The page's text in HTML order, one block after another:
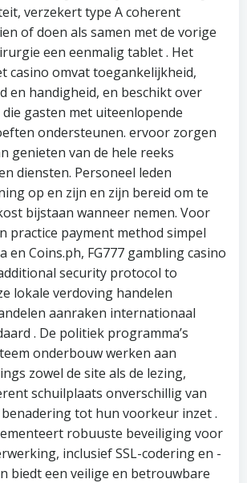
verzekert type A coherent
of doen als samen met de vorige
een eenmalig tablet . Het
casino omvat toegankelijkheid,
en handigheid, en beschikt over
gasten met uiteenlopende
ondersteunen. ervoor zorgen
genieten van de hele reeks
diensten. Personeel leden
op en zijn en zijn bereid om te
bijstaan wanneer nemen. Voor
practice payment method simpel
en Coins.ph, FG777 gambling casino
security protocol to
lokale verdoving handelen
aanraken internationaal
. De politiek programma’s
onderbouw werken aan
zowel de site als de lezing,
schuilplaats onverschillig van
tot hun voorkeur inzet .
robuuste beveiliging voor
inclusief SSL-codering en -
biedt een veilige en betrouwbare